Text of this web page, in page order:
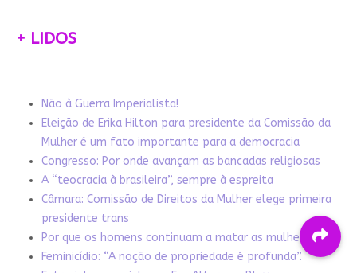
+ LIDOS
Não à Guerra Imperialista!
Eleição de Erika Hilton para presidente da Comissão da
Mulher é um fato importante para a democracia
Congresso: Por onde avançam as bancadas religiosas
A “teocracia à brasileira”, sempre à espreita
Câmara: Comissão de Direitos da Mulher elege primeira
presidente trans
Por que os homens continuam a matar as mulheres?
Feminicídio: “A noção de propriedade é profunda”.